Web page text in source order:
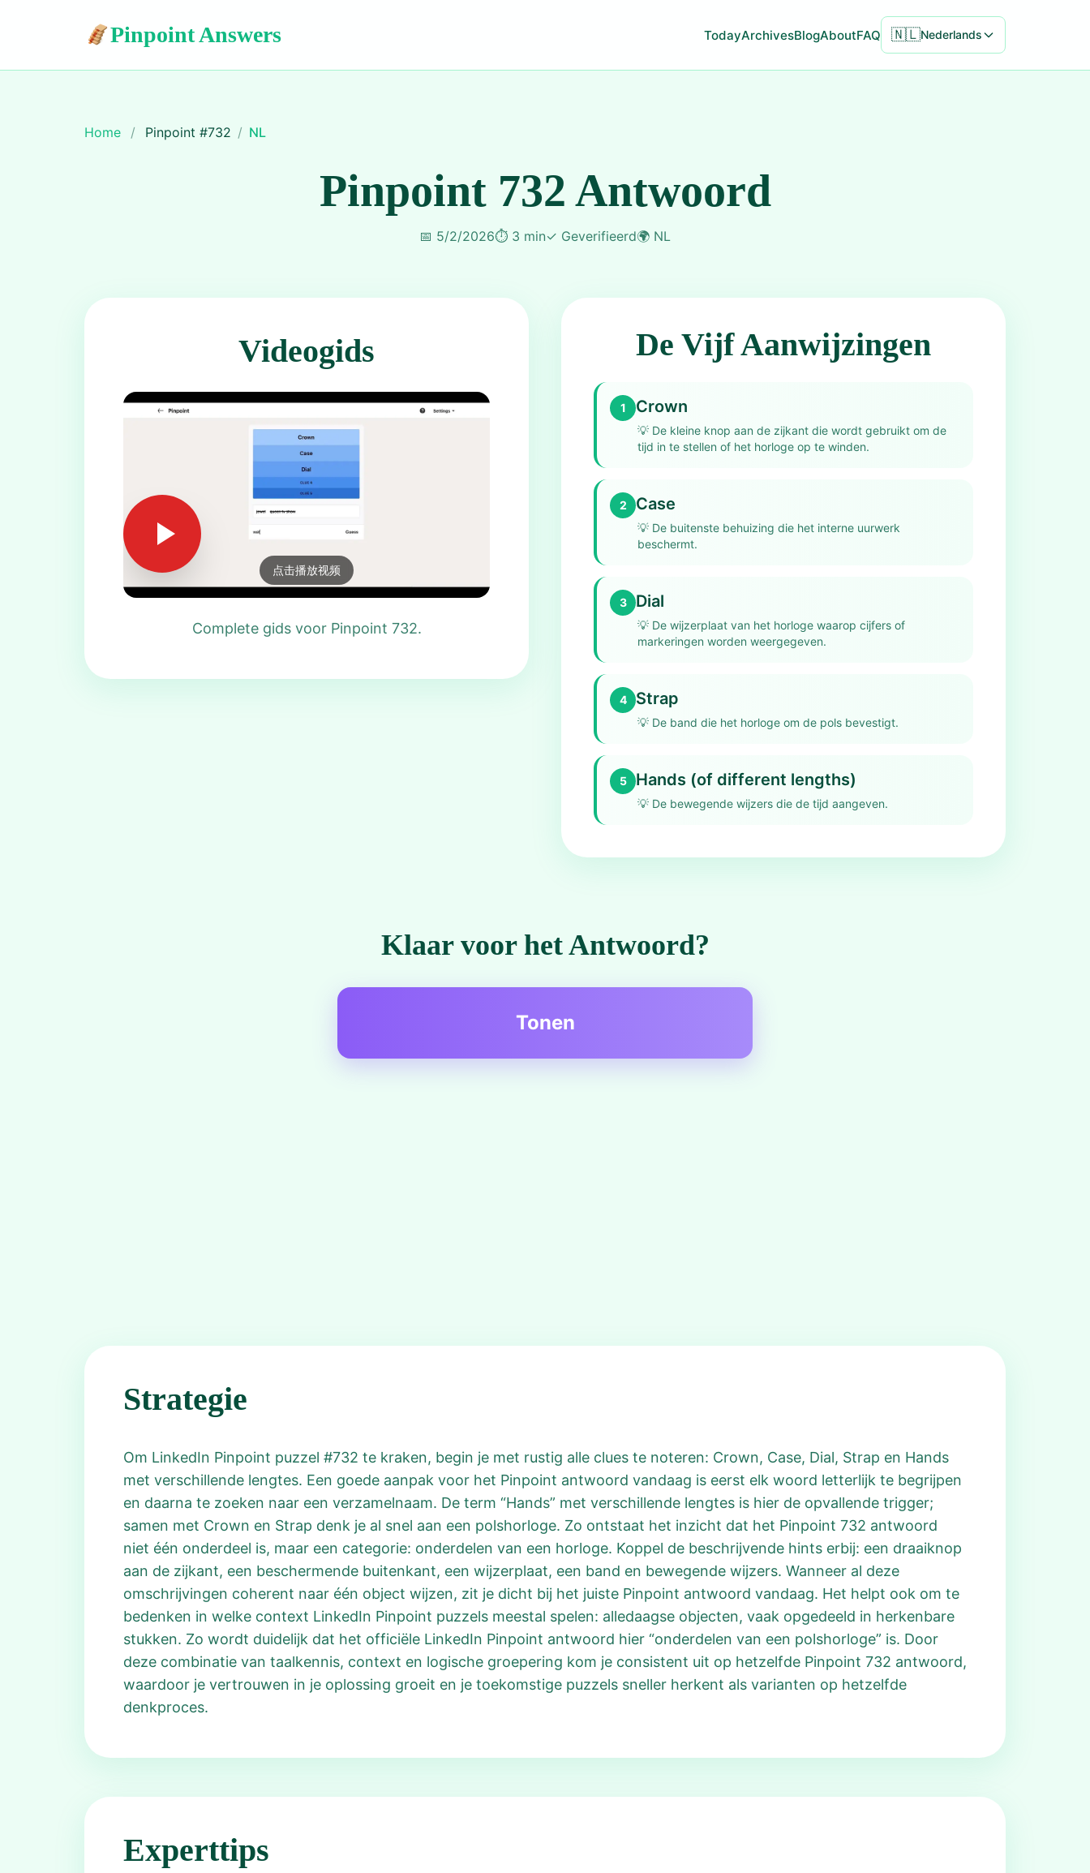
Pinpoint Answers TodayArchivesBlogAboutFAQ 🇳🇱Nederlands
Home / Pinpoint #732 / NL
Pinpoint 732 Antwoord
📅 5/2/2026⏱️ 3 min✓ Geverifieerd🌍 NL
Videogids
点击播放视频
Complete gids voor Pinpoint 732.
De Vijf Aanwijzingen
1 Crown
💡 De kleine knop aan de zijkant die wordt gebruikt om de
tijd in te stellen of het horloge op te winden.
2 Case
💡 De buitenste behuizing die het interne uurwerk
beschermt.
3 Dial
💡 De wijzerplaat van het horloge waarop cijfers of
markeringen worden weergegeven.
4 Strap
💡 De band die het horloge om de pols bevestigt.
5 Hands (of different lengths)
💡 De bewegende wijzers die de tijd aangeven.
Klaar voor het Antwoord?
Tonen
Strategie
Om LinkedIn Pinpoint puzzel #732 te kraken, begin je met rustig alle clues te noteren: Crown, Case, Dial, Strap en Hands
met verschillende lengtes. Een goede aanpak voor het Pinpoint antwoord vandaag is eerst elk woord letterlijk te begrijpen
en daarna te zoeken naar een verzamelnaam. De term “Hands” met verschillende lengtes is hier de opvallende trigger;
samen met Crown en Strap denk je al snel aan een polshorloge. Zo ontstaat het inzicht dat het Pinpoint 732 antwoord
niet één onderdeel is, maar een categorie: onderdelen van een horloge. Koppel de beschrijvende hints erbij: een draaiknop
aan de zijkant, een beschermende buitenkant, een wijzerplaat, een band en bewegende wijzers. Wanneer al deze
omschrijvingen coherent naar één object wijzen, zit je dicht bij het juiste Pinpoint antwoord vandaag. Het helpt ook om te
bedenken in welke context LinkedIn Pinpoint puzzels meestal spelen: alledaagse objecten, vaak opgedeeld in herkenbare
stukken. Zo wordt duidelijk dat het officiële LinkedIn Pinpoint antwoord hier “onderdelen van een polshorloge” is. Door
deze combinatie van taalkennis, context en logische groepering kom je consistent uit op hetzelfde Pinpoint 732 antwoord,
waardoor je vertrouwen in je oplossing groeit en je toekomstige puzzels sneller herkent als varianten op hetzelfde
denkproces.
Experttips